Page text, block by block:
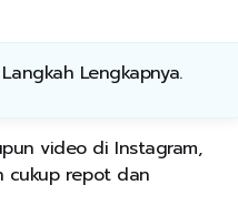
Lengkapnya.
video di Instagram,
cukup repot dan